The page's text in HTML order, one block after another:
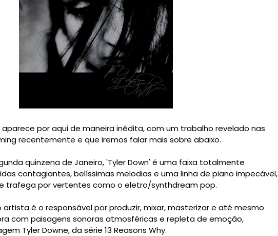
por aqui de maneira inédita, com um trabalho revelado nas
recentemente e que iremos falar mais sobre abaixo.
quinzena de Janeiro, 'Tyler Down' é uma faixa totalmente
contagiantes, belíssimas melodias e uma linha de piano impecável,
trafega por vertentes como o eletro/synthdream pop.
artista é o responsável por produzir, mixar, masterizar e até mesmo
com paisagens sonoras atmosféricas e repleta de emoção,
Tyler Downe, da série 13 Reasons Why.